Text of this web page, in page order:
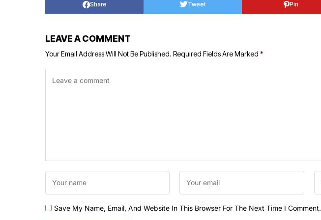
Share Tweet Pin
LEAVE A COMMENT
Your Email Address Will Not Be Published. Required Fields Are Marked *
Save My Name, Email, And Website In This Browser For The Next Time I Comment.